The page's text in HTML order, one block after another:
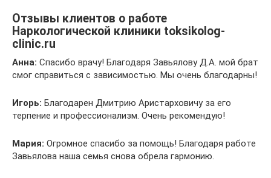
Отзывы клиентов о работе
Наркологической клиники toksikolog-
clinic.ru
Анна: Спасибо врачу! Благодаря Завьялову Д.А. мой брат
смог справиться с зависимостью. Мы очень благодарны!
Игорь: Благодарен Дмитрию Аристарховичу за его
терпение и профессионализм. Очень рекомендую!
Мария: Огромное спасибо за помощь! Благодаря работе
Завьялова наша семья снова обрела гармонию.